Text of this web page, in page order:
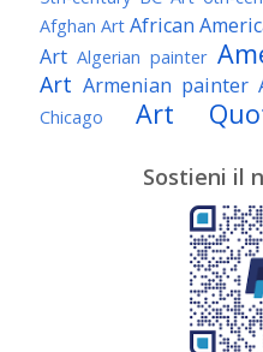
Afghan Art African
Art Algerian painter
Art Armenian painter
Chicago
Art
Awarded
Belgian
Brazilian
Brooklyn Museum
Sostieni il